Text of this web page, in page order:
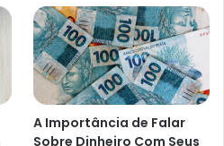
A Importância de Falar
Sobre Dinheiro Com Seus